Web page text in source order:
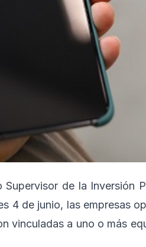
Supervisor de la Inversión
4 de junio, las empresas
vinculadas a uno o más